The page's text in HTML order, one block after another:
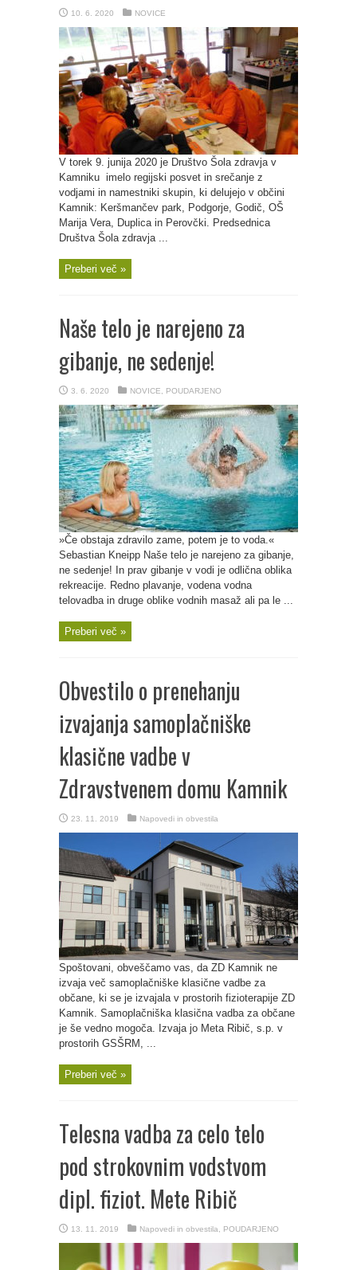
10. 6. 2020 NOVICE
V torek 9. junija 2020 je Društvo Šola zdravja v
Kamniku imelo regijski posvet in srečanje z
vodjami in namestniki skupin, ki delujejo v občini
Kamnik: Keršmančev park, Podgorje, Godič, OŠ
Marija Vera, Duplica in Perovčki. Predsednica
Društva Šola zdravja ...
Preberi več »
Naše telo je narejeno za
gibanje, ne sedenje!
3. 6. 2020 NOVICE POUDARJENO
»Če obstaja zdravilo zame, potem je to voda.«
Sebastian Kneipp Naše telo je narejeno za gibanje,
ne sedenje! In prav gibanje v vodi je odlična oblika
rekreacije. Redno plavanje, vodena vodna
telovadba in druge oblike vodnih masaž ali pa le ...
Preberi več »
Obvestilo o prenehanju
izvajanja samoplačniške
klasične vadbe v
Zdravstvenem domu Kamnik
23. 11. 2019 Napovedi in obvestila
Spoštovani, obveščamo vas, da ZD Kamnik ne
izvaja več samoplačniške klasične vadbe za
občane, ki se je izvajala v prostorih fizioterapije ZD
Kamnik. Samoplačniška klasična vadba za občane
je še vedno mogoča. Izvaja jo Meta Ribič, s.p. v
prostorih GSŠRM, ...
Preberi več »
Telesna vadba za celo telo
pod strokovnim vodstvom
dipl. fiziot. Mete Ribič
13. 11. 2019 Napovedi in obvestila POUDARJENO